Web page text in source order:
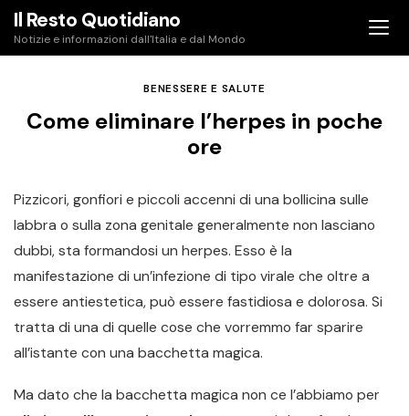
Skip
content
Il Resto Quotidiano
Notizie e informazioni dall'Italia e dal Mondo
BENESSERE E SALUTE
Come eliminare l’herpes in poche
ore
Pizzicori, gonfiori e piccoli accenni di una bollicina sulle
labbra o sulla zona genitale generalmente non lasciano
dubbi, sta formandosi un herpes. Esso è la
manifestazione di un’infezione di tipo virale che oltre a
essere antiestetica, può essere fastidiosa e dolorosa. Si
tratta di una di quelle cose che vorremmo far sparire
all’istante con una bacchetta magica.
Ma dato che la bacchetta magica non ce l’abbiamo per